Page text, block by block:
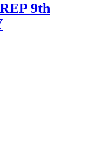
9th